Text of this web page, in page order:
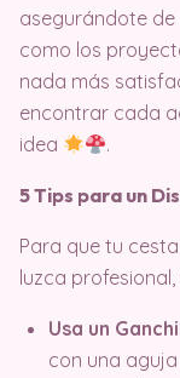
asegurándote
como los
nada más
encontrar cada
idea
.
5 Tips para un
Para que tu
luzca
Usa un
con una